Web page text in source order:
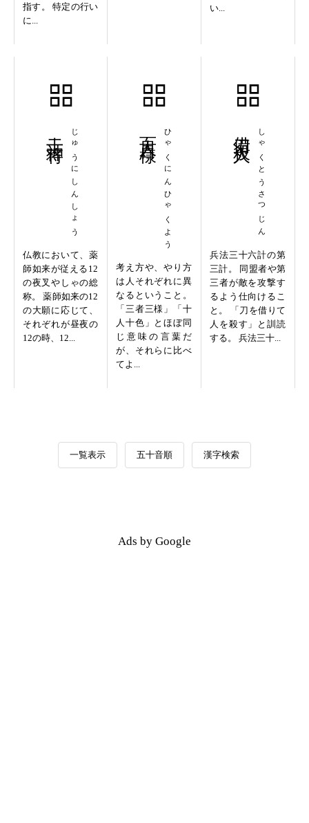
指す。 特定の行い
に...
い...
じゅうにしんしょう
仏教において、薬
師如来が従える12
の夜叉やしゃの総
称。 薬師如来の12
の大願に応じて、
それぞれが昼夜の
12の時、12...
ひゃくにんひゃくよう
考え方や、やり方
は人それぞれに異
なるということ。
「三者三様」「十
人十色」とほぼ同
じ意味の言葉だ
が、それらに比べ
てよ...
しゃくとうさつじん
兵法三十六計の第
三計。 同盟者や第
三者が敵を攻撃す
るよう仕向けるこ
と。 「刀を借りて
人を殺す」と訓読
する。 兵法三十...
一覧表示 五十音順 漢字検索
Ads by Google